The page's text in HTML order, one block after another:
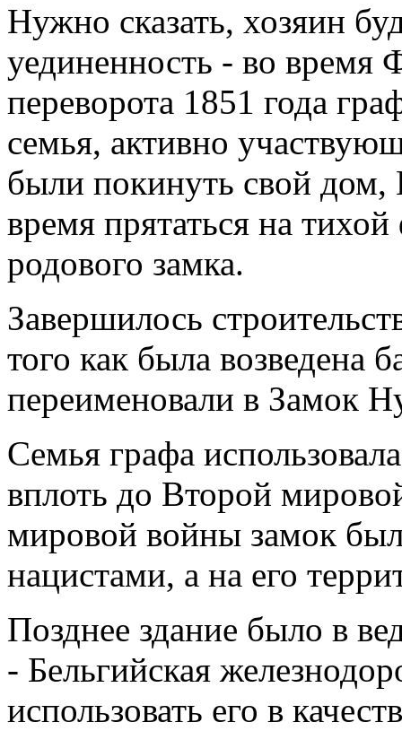
Нужно сказать, хозяин
уединенность - во время
переворота 1851 года
семья, активно
были покинуть свой дом,
время прятаться на
родового замка.
Завершилось
того как была возведена
переименовали в Замок
Семья графа
вплоть до Второй
мировой войны замок
нацистами, а на его
Позднее здание было в
- Бельгийская
использовать его в